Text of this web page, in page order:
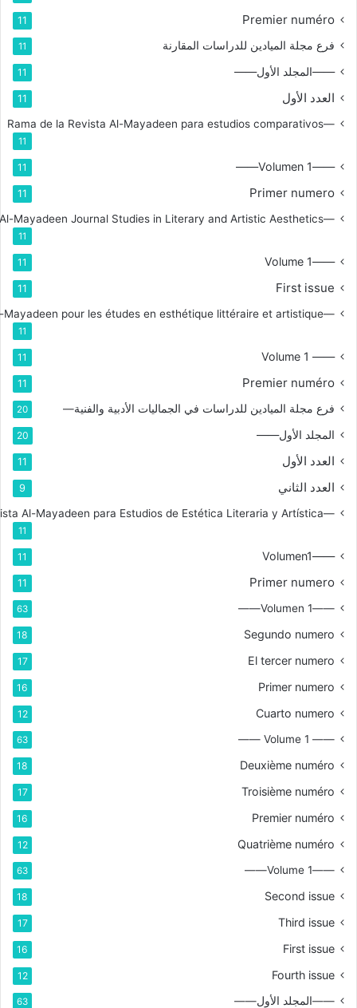
Premier numéro
11
فرع مجلة الميادين للدراسات المقارنة 11
——المجلد الأول—— 11
العدد الأول 11
—Rama de la Revista Al-Mayadeen para estudios comparativos
11
——Volumen 1——
11
Primer numero
11
—Branch for Al-Mayadeen Journal Studies in Literary and Artistic Aesthetics
11
——Volume 1
11
First issue
11
—Branche de la revue Al-Mayadeen pour les études en esthétique littéraire et artistique
11
—— Volume 1
11
Premier numéro
11
فرع مجلة الميادين للدراسات في الجماليات الأدبية والفنية— 20
المجلد الأول—— 20
العدد الأول 11
العدد الثاني 9
—Rama de la Revista Al-Mayadeen para Estudios de Estética Literaria y Artística
11
——Volumen1
11
Primer numero
11
——Volumen 1——
63
Segundo numero
18
El tercer numero
17
Primer numero
16
Cuarto numero
12
—— Volume 1 ——
63
Deuxième numéro
18
Troisième numéro
17
Premier numéro
16
Quatrième numéro
12
——Volume 1——
63
Second issue
18
Third issue
17
First issue
16
Fourth issue
12
——المجلد الأول—— 63